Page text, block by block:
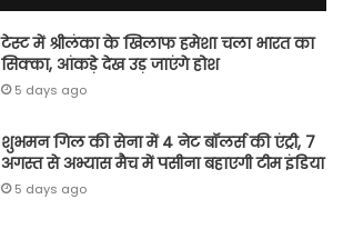
टेस्ट में श्रीलंका के खिलाफ हमेशा चला भारत का
सिक्का, आंकड़े देख उड़ जाएंगे होश
5 days ago
शुभमन गिल की सेना में 4 नेट बॉलर्स की एंट्री, 7
अगस्त से अभ्यास मैच में पसीना बहाएगी टीम इंडिया
5 days ago